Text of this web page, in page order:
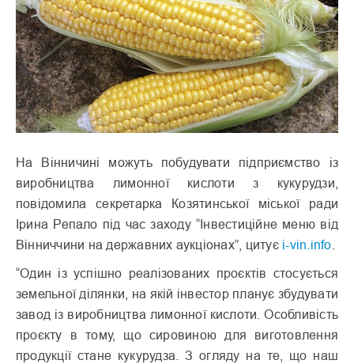
На Вінничині можуть побудувати підприємство із
виробництва лимонної кислоти з кукурудзи,
повідомила секретарка Козятинської міської ради
Ірина Репало під час заходу “Інвестиційне меню від
Вінниччини на державних аукціонах”, цитує i-vin.info
“Один із успішно реалізованих проєктів стосується
земельної ділянки, на якій інвестор планує збудувати
завод із виробництва лимонної кислоти. Особливість
проєкту в тому, що сировиною для виготовлення
продукції стане кукурудза. З огляду на те, що наш